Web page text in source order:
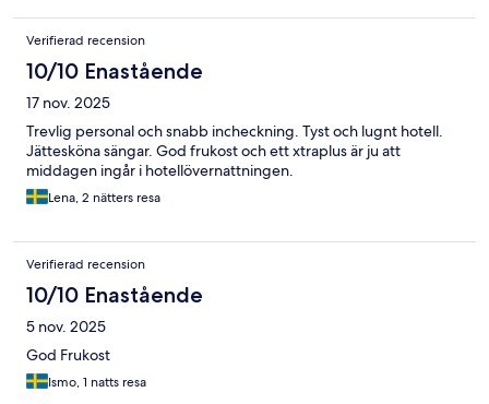
Verifierad recension
10/10 Enastående
17 nov. 2025
Trevlig personal och snabb incheckning. Tyst och lugnt hotell.
Jättesköna sängar. God frukost och ett xtraplus är ju att
middagen ingår i hotellövernattningen.
Lena, 2 nätters resa
Verifierad recension
10/10 Enastående
5 nov. 2025
God Frukost
Ismo, 1 natts resa